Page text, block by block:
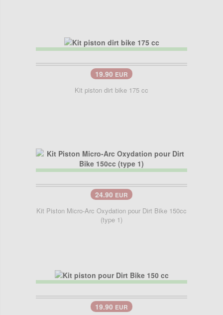
19.90 EUR
Kit piston dirt bike 175 cc
24.90 EUR
Kit Piston Micro-Arc Oxydation pour Dirt Bike 150cc
(type 1)
19.90 EUR